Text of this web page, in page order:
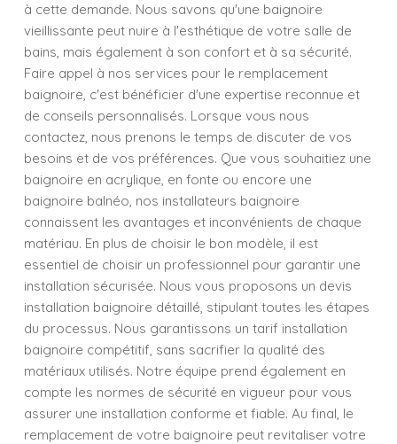
à cette demande. Nous savons qu'une baignoire
vieillissante peut nuire à l'esthétique de votre salle de
bains, mais également à son confort et à sa sécurité.
Faire appel à nos services pour le remplacement
baignoire, c'est bénéficier d'une expertise reconnue et
de conseils personnalisés. Lorsque vous nous
contactez, nous prenons le temps de discuter de vos
besoins et de vos préférences. Que vous souhaitiez une
baignoire en acrylique, en fonte ou encore une
baignoire balnéo, nos installateurs baignoire
connaissent les avantages et inconvénients de chaque
matériau. En plus de choisir le bon modèle, il est
essentiel de choisir un professionnel pour garantir une
installation sécurisée. Nous vous proposons un devis
installation baignoire détaillé, stipulant toutes les étapes
du processus. Nous garantissons un tarif installation
baignoire compétitif, sans sacrifier la qualité des
matériaux utilisés. Notre équipe prend également en
compte les normes de sécurité en vigueur pour vous
assurer une installation conforme et fiable. Au final, le
remplacement de votre baignoire peut revitaliser votre